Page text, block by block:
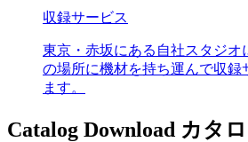
収録サービス
東京・赤坂にある自社スタジオ
の場所に機材を持ち運んで収録
ます。
Catalog Download カタ